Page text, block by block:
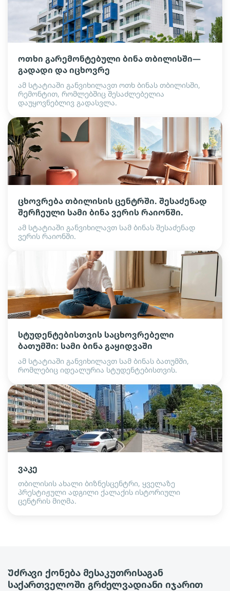
ოთხი გარემონტებული ბინა თბილისში—
გადადი და იცხოვრე
ამ სტატიაში განვიხილავთ ოთხ ბინას თბილისში,
რემონტით, რომლებშიც შესაძლებელია
დაუყოვნებლივ გადასვლა.
ცხოვრება თბილისის ცენტრში. შესაძენად
შერჩეული სამი ბინა ვერის რაიონში.
ამ სტატიაში განვიხილავთ სამ ბინას შესაძენად
ვერის რაიონში.
სტუდენტებისთვის საცხოვრებელი
ბათუმში: სამი ბინა გაყიდვაში
ამ სტატიაში განვიხილავთ სამ ბინას ბათუმში,
რომლებიც იდეალურია სტუდენტებისთვის.
ვაკე
თბილისის ახალი ბიზნესცენტრი, ყველაზე
პრესტიჟული ადგილი ქალაქის ისტორიული
ცენტრის მიღმა.
Უძრავი ქონება მესაკუთრისაგან
საქართველოში გრძელვადიანი იჯარით